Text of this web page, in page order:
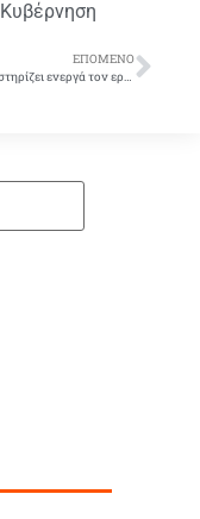
Κυβέρνηση
ΕΠΌΜΕΝΟ
Ο Σ.Υ.Ε.Τ.Ε. στηρίζει ενεργά τον εργασιακό αθλητισμό